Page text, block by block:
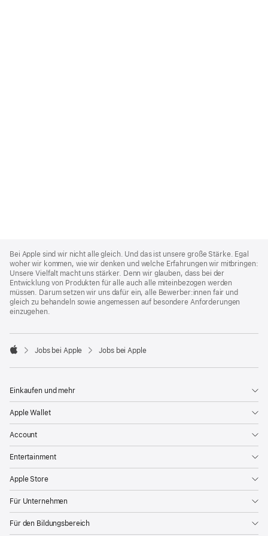
Footer
Bei Apple sind wir nicht alle gleich. Und das ist unsere große Stärke. Egal
woher wir kommen, wie wir denken und welche Erfahrungen wir mitbringen:
Unsere Vielfalt macht uns stärker. Denn wir glauben, dass bei der
Entwicklung von Produkten für alle auch alle miteinbezogen werden
müssen. Darum setzen wir uns dafür ein, alle Bewerber:innen fair und
gleich zu behandeln sowie angemessen auf besondere Anforderungen
einzugehen.

Jobs bei Apple Jobs bei Apple
Einkaufen und mehr
Apple Wallet
Account
Entertainment
Apple Store
Für Unternehmen
Für den Bildungsbereich